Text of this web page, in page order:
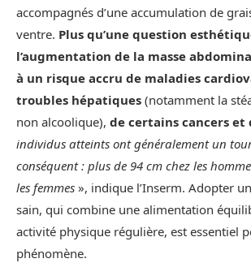
accompagnés d’une accumulation de
ventre. Plus qu’une question
l’augmentation de la masse
à un risque accru de maladies
troubles hépatiques (notamment la
non alcoolique), de certains cancers et
individus atteints ont généralement un
conséquent : plus de 94 cm chez les
les femmes », indique l’Inserm. Adopter
sain, qui combine une alimentation
activité physique régulière, est essentiel
phénomène.